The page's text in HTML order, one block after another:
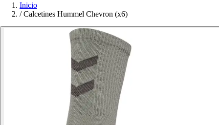
Inicio
/ Calcetines Hummel Chevron (x6)